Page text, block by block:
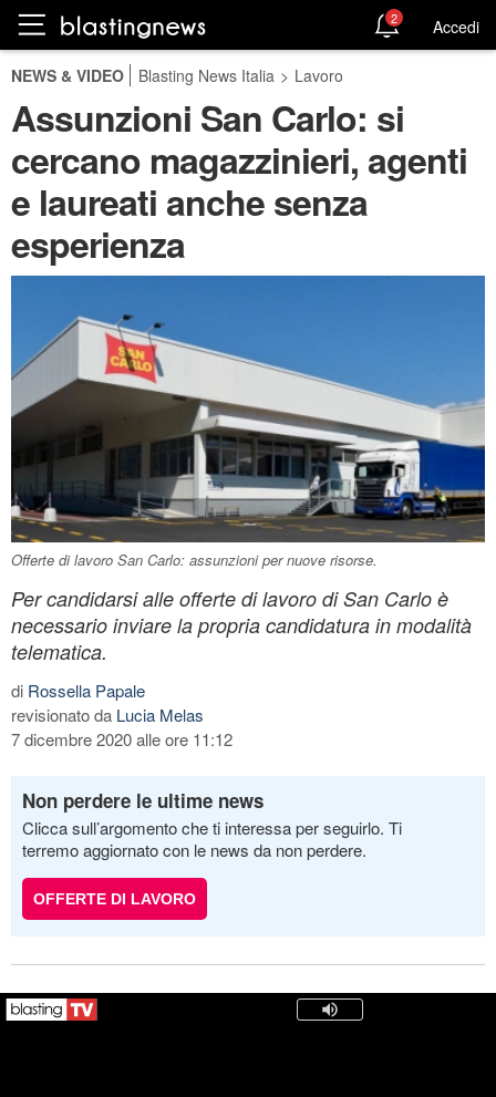
2 Accedi
NEWS & VIDEO Blasting News Italia > Lavoro
Assunzioni San Carlo: si
cercano magazzinieri, agenti
e laureati anche senza
esperienza
Offerte di lavoro San Carlo: assunzioni per nuove risorse.
Per candidarsi alle offerte di lavoro di San Carlo è
necessario inviare la propria candidatura in modalità
telematica.
di Rossella Papale
revisionato da Lucia Melas
7 dicembre 2020 alle ore 11:12
Non perdere le ultime news
Clicca sull’argomento che ti interessa per seguirlo. Ti
terremo aggiornato con le news da non perdere.
OFFERTE DI LAVORO